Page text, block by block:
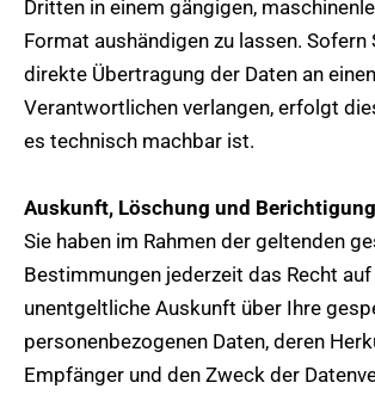
Dritten in einem gängigen,
Format aushändigen zu lassen. Sofern
direkte Übertragung der Daten an
Verantwortlichen verlangen, erfolgt
es technisch machbar ist.
Auskunft, Löschung und Berichtigung
Sie haben im Rahmen der geltenden
Bestimmungen jederzeit das Recht auf
unentgeltliche Auskunft über Ihre
personenbezogenen Daten, deren
Empfänger und den Zweck der